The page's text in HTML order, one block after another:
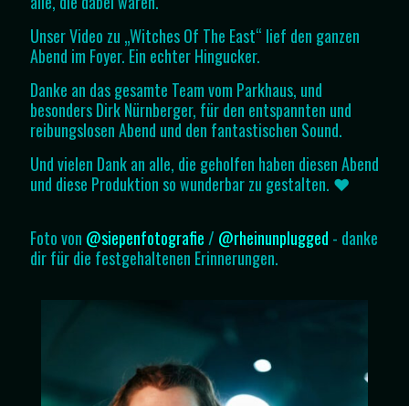
Unser Video zu „Witches Of The East“ lief den ganzen
Abend im Foyer. Ein echter Hingucker.
Danke an das gesamte Team vom Parkhaus, und
besonders Dirk Nürnberger, für den entspannten und
reibungslosen Abend und den fantastischen Sound.
Und vielen Dank an alle, die geholfen haben diesen Abend
und diese Produktion so wunderbar zu gestalten. ♥️
Foto von @siepenfotografie / @rheinunplugged - danke
dir für die festgehaltenen Erinnerungen.